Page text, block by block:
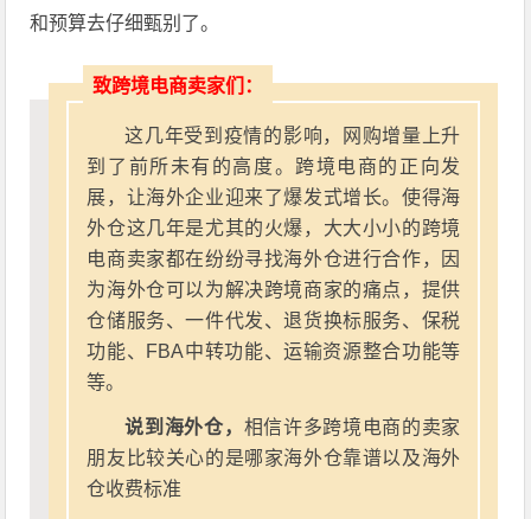
和预算去仔细甄别了。
致跨境电商卖家们：
这几年受到疫情的影响，网购增量上升
到了前所未有的高度。跨境电商的正向发
展，让海外企业迎来了爆发式增长。使得海
外仓这几年是尤其的火爆，大大小小的跨境
电商卖家都在纷纷寻找海外仓进行合作，因
为海外仓可以为解决跨境商家的痛点，提供
仓储服务、一件代发、退货换标服务、保税
功能、FBA中转功能、运输资源整合功能等
等。
说到海外仓， 相信许多跨境电商的卖家
朋友比较关心的是哪家海外仓靠谱以及海外
仓收费标准